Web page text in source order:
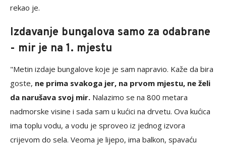
rekao je.
Izdavanje bungalova samo za odabrane
- mir je na 1. mjestu
"Metin izdaje bungalove koje je sam napravio. Kaže da bira
goste, ne prima svakoga jer, na prvom mjestu, ne želi
da narušava svoj mir. Nalazimo se na 800 metara
nadmorske visine i sada sam u kućici na drvetu. Ova kućica
ima toplu vodu, a vodu je sproveo iz jednog izvora
crijevom do sela. Veoma je lijepo, ima balkon, spavaću